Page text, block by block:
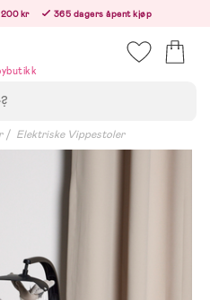
kr
365 dagers åpent kjøp
Elektriske Vippestoler